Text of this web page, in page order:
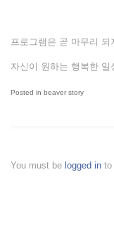
프로그램은 곧 마무리
자신이 원하는 행복한
Posted in beaver story
You must be logged in to